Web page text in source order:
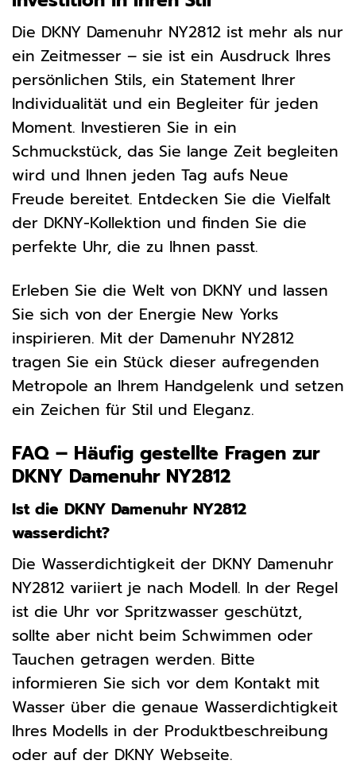
Die DKNY Damenuhr NY2812 ist mehr als nur
ein Zeitmesser – sie ist ein Ausdruck Ihres
persönlichen Stils, ein Statement Ihrer
Individualität und ein Begleiter für jeden
Moment. Investieren Sie in ein
Schmuckstück, das Sie lange Zeit begleiten
wird und Ihnen jeden Tag aufs Neue
Freude bereitet. Entdecken Sie die Vielfalt
der DKNY-Kollektion und finden Sie die
perfekte Uhr, die zu Ihnen passt.
Erleben Sie die Welt von DKNY und lassen
Sie sich von der Energie New Yorks
inspirieren. Mit der Damenuhr NY2812
tragen Sie ein Stück dieser aufregenden
Metropole an Ihrem Handgelenk und setzen
ein Zeichen für Stil und Eleganz.
FAQ – Häufig gestellte Fragen zur
DKNY Damenuhr NY2812
Ist die DKNY Damenuhr NY2812
wasserdicht?
Die Wasserdichtigkeit der DKNY Damenuhr
NY2812 variiert je nach Modell. In der Regel
ist die Uhr vor Spritzwasser geschützt,
sollte aber nicht beim Schwimmen oder
Tauchen getragen werden. Bitte
informieren Sie sich vor dem Kontakt mit
Wasser über die genaue Wasserdichtigkeit
Ihres Modells in der Produktbeschreibung
oder auf der DKNY Webseite.